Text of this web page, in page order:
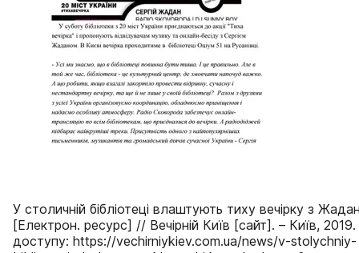
У столичній бібліотеці влаштують тиху вечірку з
[Електрон. ресурс] // Вечірній Київ [сайт]. – Київ,
доступу: https://vechirniykiev.com.ua/news/v-stolychniy-